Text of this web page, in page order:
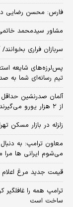
فارس: محسن رضایی
مشاور سیدمحمد
سربازان فراری
پس‌لرزه‌های شایعه
تیم رسانه‌ای شما به
آلمان صدرنشین حداقل
از ۲ هزار یورو می‌گیرند
زلزله در بازار مسکن تهران/ قیمت‌ها ۲
معاون ترامپ: به
می‌شوم ایرانی ها مرا
قیمت جدید مرغ
ترامپ همه را غافلگیر
ساخت است